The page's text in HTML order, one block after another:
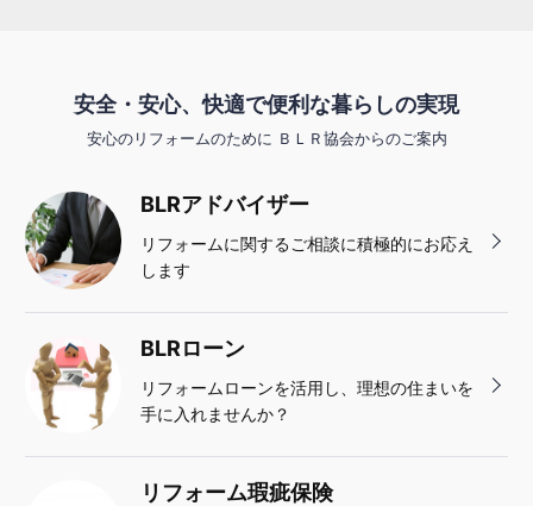
安全・安心、快適で便利な暮らしの実現
安心のリフォームのために ＢＬＲ協会からのご案内
BLRアドバイザー
リフォームに関するご相談に積極的にお応え
します
BLRローン
リフォームローンを活用し、理想の住まいを
手に入れませんか？
リフォーム瑕疵保険